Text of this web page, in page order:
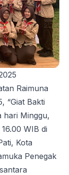
Raimuna
“Giat Bakti
hari Minggu,
WIB di
Kota
Penegak